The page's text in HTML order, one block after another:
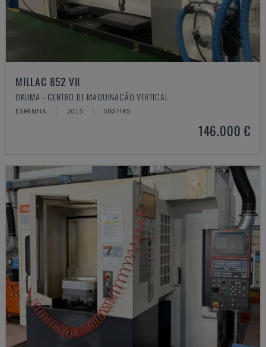
MILLAC 852 VII
OKUMA - CENTRO DE MAQUINAÇÃO VERTICAL
ESPANHA 2015 500 HRS
146.000 €